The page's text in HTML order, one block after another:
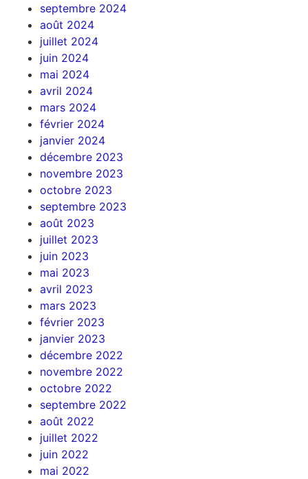
septembre 2024
août 2024
juillet 2024
juin 2024
mai 2024
avril 2024
mars 2024
février 2024
janvier 2024
décembre 2023
novembre 2023
octobre 2023
septembre 2023
août 2023
juillet 2023
juin 2023
mai 2023
avril 2023
mars 2023
février 2023
janvier 2023
décembre 2022
novembre 2022
octobre 2022
septembre 2022
août 2022
juillet 2022
juin 2022
mai 2022